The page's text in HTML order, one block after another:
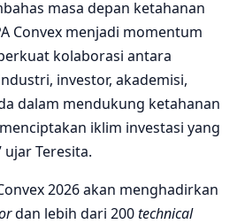
masa depan ketahanan
Convex menjadi momentum
kolaborasi antara
investor, akademisi,
dalam mendukung ketahanan
iklim investasi yang
Teresita.
2026 akan menghadirkan
dan lebih dari 200technical